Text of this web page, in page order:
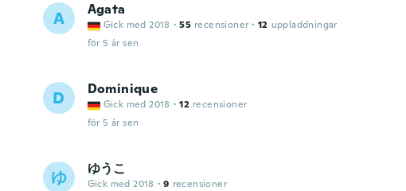
A Agata
Gick med 2018 · 55 recensioner · 12 uppladdningar
för 5 år sen
D Dominique
Gick med 2018 · 12 recensioner
för 5 år sen
ゆ ゆうこ
Gick med 2018 · 9 recensioner